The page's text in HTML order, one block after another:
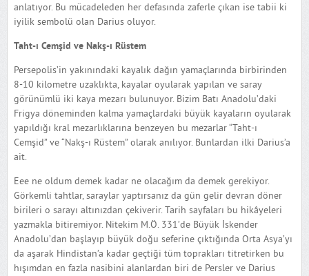
anlatıyor. Bu mücadeleden her defasında zaferle çıkan ise tabii ki
iyilik sembolü olan Darius oluyor.
Taht-ı Cemşid ve Nakş-ı Rüstem
Persepolis’in yakınındaki kayalık dağın yamaçlarında birbirinden
8-10 kilometre uzaklıkta, kayalar oyularak yapılan ve saray
görünümlü iki kaya mezarı bulunuyor. Bizim Batı Anadolu’daki
Frigya döneminden kalma yamaçlardaki büyük kayaların oyularak
yapıldığı kral mezarlıklarına benzeyen bu mezarlar “Taht-ı
Cemşid” ve “Nakş-ı Rüstem” olarak anılıyor. Bunlardan ilki Darius’a
ait.
Eee ne oldum demek kadar ne olacağım da demek gerekiyor.
Görkemli tahtlar, saraylar yaptırsanız da gün gelir devran döner
birileri o sarayı altınızdan çekiverir. Tarih sayfaları bu hikâyeleri
yazmakla bitiremiyor. Nitekim M.Ö. 331’de Büyük İskender
Anadolu’dan başlayıp büyük doğu seferine çıktığında Orta Asya’yı
da aşarak Hindistan’a kadar geçtiği tüm toprakları titretirken bu
hışımdan en fazla nasibini alanlardan biri de Persler ve Darius